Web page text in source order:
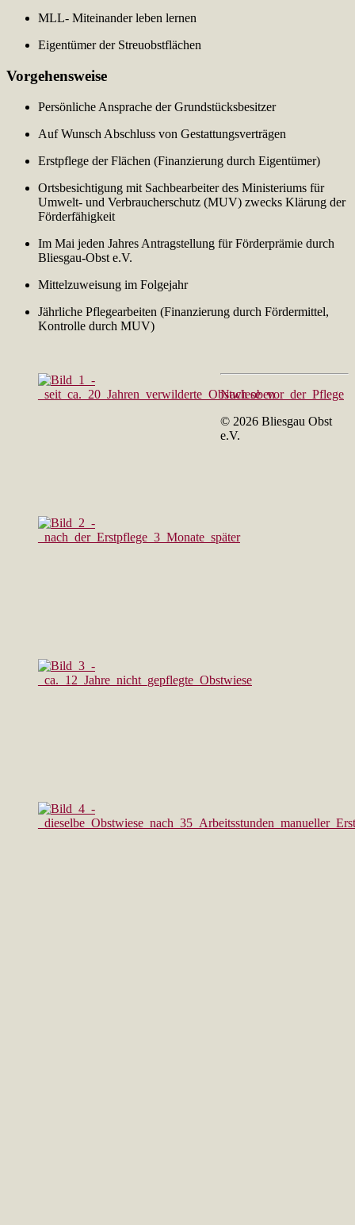
MLL- Miteinander leben lernen
Eigentümer der Streuobstflächen
Vorgehensweise
Persönliche Ansprache der Grundstücksbesitzer
Auf Wunsch Abschluss von Gestattungsverträgen
Erstpflege der Flächen (Finanzierung durch Eigentümer)
Ortsbesichtigung mit Sachbearbeiter des Ministeriums für
Umwelt- und Verbraucherschutz (MUV) zwecks Klärung der
Förderfähigkeit
Im Mai jeden Jahres Antragstellung für Förderprämie durch
Bliesgau-Obst e.V.
Mittelzuweisung im Folgejahr
Jährliche Pflegearbeiten (Finanzierung durch Fördermittel,
Kontrolle durch MUV)
Nach oben
© 2026 Bliesgau Obst
e.V.